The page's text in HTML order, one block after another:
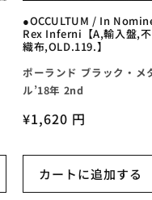
●OCCULTUM / In
Rex Inferni【A,輸入盤,不
織布,OLD.119.】
ポーランド ブラック・メ
ル’18年 2nd
通
価
¥1,620 円
カートに追加する